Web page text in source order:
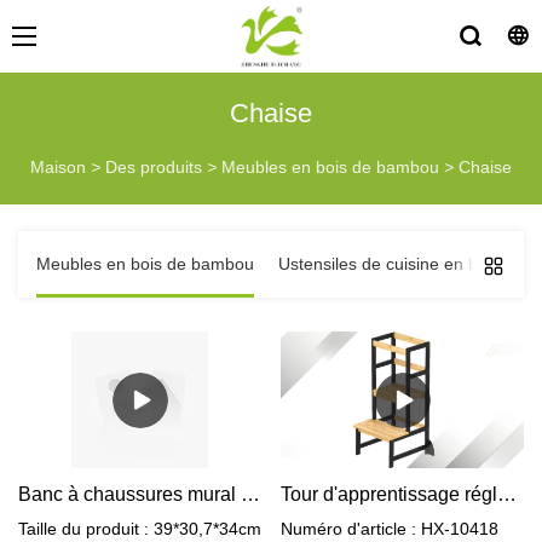
Chaise
Maison > Des produits > Meubles en bois de bambou > Chaise
Meubles en bois de bambou Ustensiles de cuisine en bois de
Banc à chaussures mural compact en bambou - Design pliable et peu encombrant
Taille du produit : 39*30,7*34cm
Tour d'apprentissage réglable en hauteur pour enfants, protection anti-basculement élégante
Numéro d'article : HX-10418